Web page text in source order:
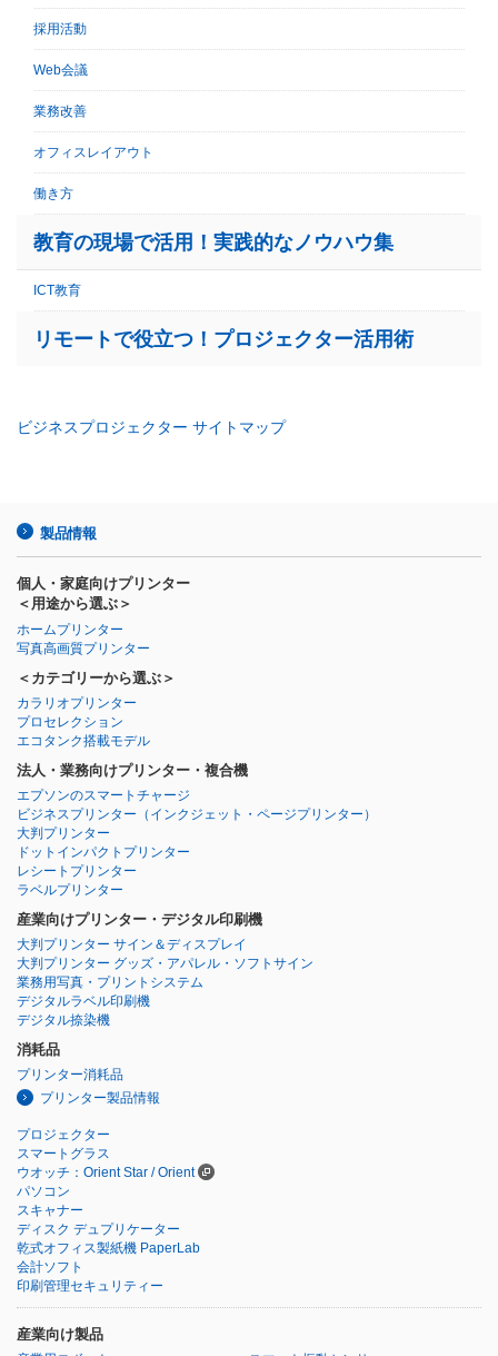
採用活動
Web会議
業務改善
オフィスレイアウト
働き方
教育の現場で活用！実践的なノウハウ集
ICT教育
リモートで役立つ！プロジェクター活用術
ビジネスプロジェクター サイトマップ
製品情報
個人・家庭向けプリンター
＜用途から選ぶ＞
ホームプリンター
写真高画質プリンター
＜カテゴリーから選ぶ＞
カラリオプリンター
プロセレクション
エコタンク搭載モデル
法人・業務向けプリンター・複合機
エプソンのスマートチャージ
ビジネスプリンター （インクジェット・ページプリンター）
大判プリンター
ドットインパクトプリンター
レシートプリンター
ラベルプリンター
産業向けプリンター・デジタル印刷機
大判プリンター サイン＆ディスプレイ
大判プリンター グッズ・アパレル・ソフトサイン
業務用写真・プリントシステム
デジタルラベル印刷機
デジタル捺染機
消耗品
プリンター消耗品
プリンター製品情報
プロジェクター
スマートグラス
ウオッチ：Orient Star / Orient
パソコン
スキャナー
ディスク デュプリケーター
乾式オフィス製紙機 PaperLab
会計ソフト
印刷管理セキュリティー
産業向け製品